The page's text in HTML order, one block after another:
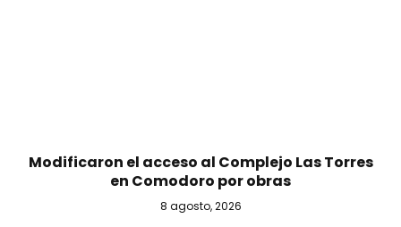
Modificaron el acceso al Complejo Las Torres
en Comodoro por obras
8 agosto, 2026